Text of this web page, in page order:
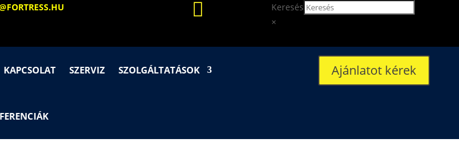

Keresés
×
KAPCSOLAT SZERVIZ SZOLGÁLTATÁSOK Ajánlatot kérek